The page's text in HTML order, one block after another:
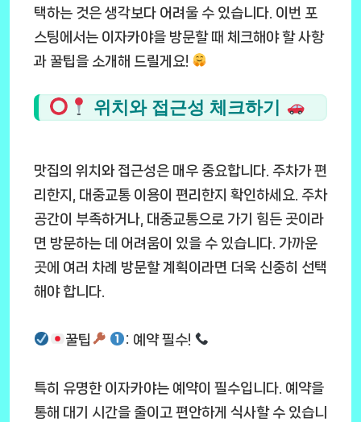
택하는 것은 생각보다 어려울 수 있습니다. 이번 포
스팅에서는 이자카야을 방문할 때 체크해야 할 사항
과 꿀팁을 소개해 드릴게요!
위치와 접근성 체크하기
맛집의 위치와 접근성은 매우 중요합니다. 주차가 편
리한지, 대중교통 이용이 편리한지 확인하세요. 주차
공간이 부족하거나, 대중교통으로 가기 힘든 곳이라
면 방문하는 데 어려움이 있을 수 있습니다. 가까운
곳에 여러 차례 방문할 계획이라면 더욱 신중히 선택
해야 합니다.
꿀팁 : 예약 필수!
특히 유명한 이자카야는 예약이 필수입니다. 예약을
통해 대기 시간을 줄이고 편안하게 식사할 수 있습니